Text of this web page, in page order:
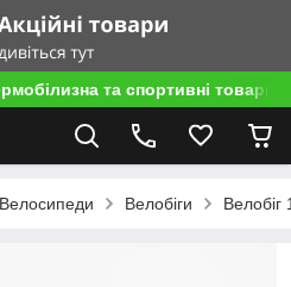
та спортивні товари
Велосипеди Велобіги